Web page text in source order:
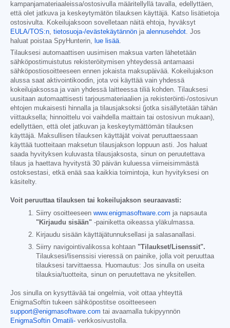
kampanjamateriaaleissa/ostosivulla määritellyllä tavalla, edellyttäen,
että olet jatkuva ja keskeytymätön tilauksen käyttäjä. Katso lisätietoja
ostosivulta. Kokeilujaksoon sovelletaan näitä ehtoja, hyväksyt
EULA/TOS:n, tietosuoja-/evästekäytännön ja alennusehdot. Jos
haluat poistaa SpyHunterin, lue lisää.
Tilauksesi automaattisen uusimisen maksua varten lähetetään
sähköpostimuistutus rekisteröitymisen yhteydessä antamaasi
sähköpostiosoitteeseen ennen jokaista maksupäivää. Kokeilujakson
alussa saat aktivointikoodin, jota voi käyttää vain yhdessä
kokeilujaksossa ja vain yhdessä laitteessa tiliä kohden. Tilauksesi
uusitaan automaattisesti tarjousmateriaalien ja rekisteröinti-/ostosivun
ehtojen mukaisesti hinnalla ja tilausjaksoksi (jotka sisällytetään tähän
viittauksella; hinnoittelu voi vaihdella maittain tai ostosivun mukaan),
edellyttäen, että olet jatkuvan ja keskeytymättömän tilauksen
käyttäjä. Maksullisen tilauksen käyttäjät voivat peruuttaessaan
käyttää tuotteitaan maksetun tilausjakson loppuun asti. Jos haluat
saada hyvityksen kuluvasta tilausjaksosta, sinun on peruutettava
tilaus ja haettava hyvitystä 30 päivän kuluessa viimeisimmästä
ostoksestasi, etkä enää saa kaikkia toimintoja, kun hyvityksesi on
käsitelty.
Voit peruuttaa tilauksen tai kokeilujakson seuraavasti:
Siirry osoitteeseen www.enigmasoftware.com ja napsauta
"Kirjaudu sisään" -painiketta oikeassa yläkulmassa.
Kirjaudu sisään käyttäjätunnuksellasi ja salasanallasi.
Siirry navigointivalikossa kohtaan "Tilaukset/Lisenssit".
Tilauksesi/lisenssisi vieressä on painike, jolla voit peruuttaa
tilauksesi tarvittaessa. Huomautus: Jos sinulla on useita
tilauksia/tuotteita, sinun on peruutettava ne yksitellen.
Jos sinulla on kysyttävää tai ongelmia, voit ottaa yhteyttä
EnigmaSoftin tukeen sähköpostitse osoitteeseen
support@enigmasoftware.com tai avaamalla tukipyynnön
EnigmaSoftin Omatili- verkkosivustolla.